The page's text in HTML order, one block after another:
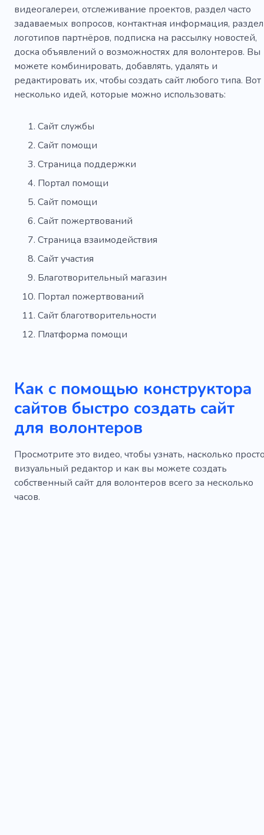
Подготовительная школа
Дизайн исследования
Дети
Ребенок
Закон
Книги
видеогалереи, отслеживание проектов, раздел часто
задаваемых вопросов, контактная информация, раздел
логотипов партнёров, подписка на рассылку новостей,
доска объявлений о возможностях для волонтеров. Вы
можете комбинировать, добавлять, удалять и
редактировать их, чтобы создать сайт любого типа. Вот
несколько идей, которые можно использовать:
Сайт службы
Сайт помощи
Страница поддержки
Портал помощи
Сайт помощи
Сайт пожертвований
Страница взаимодействия
Сайт участия
Благотворительный магазин
Портал пожертвований
Сайт благотворительности
Платформа помощи
Как с помощью конструктора
сайтов быстро создать сайт
для волонтеров
Просмотрите это видео, чтобы узнать, насколько
визуальный редактор и как вы можете создать
собственный сайт для волонтеров всего за несколько
часов.